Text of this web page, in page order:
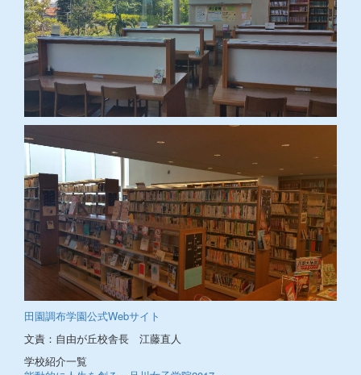
田園調布学園公式Webサイト
文責：自由が丘校舎長 江藤直人
学校紹介一覧